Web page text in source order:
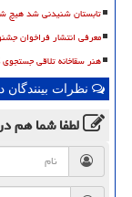
تابستان شنیدنی شد هیچ
معرفی انتشار فراخوان
هنر سقاخانه تلاقی
نظرات
لطفا شما هم